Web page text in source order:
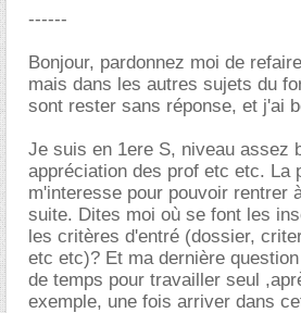
------
Bonjour, pardonnez moi de
mais dans les autres sujets du
sont rester sans réponse, et j'ai
Je suis en 1ere S, niveau assez
appréciation des prof etc etc. La
m'interesse pour pouvoir rentrer
suite. Dites moi où se font les
les critères d'entré (dossier,
etc etc)? Et ma dernière
de temps pour travailler seul
exemple, une fois arriver dans